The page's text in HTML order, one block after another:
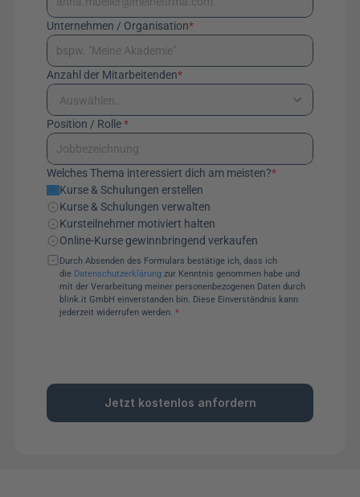
Unternehmen / Organisation*
Anzahl der Mitarbeitenden*
Position / Rolle *
Welches Thema interessiert dich am meisten?*
Kurse & Schulungen erstellen
Kurse & Schulungen verwalten
Kursteilnehmer motiviert halten
Online-Kurse gewinnbringend verkaufen
Durch Absenden des Formulars bestätige ich, dass ich
die Datenschutzerklärung zur Kenntnis genommen habe und
mit der Verarbeitung meiner personenbezogenen Daten durch
blink.it GmbH einverstanden bin. Diese Einverständnis kann
jederzeit widerrufen werden. *
Jetzt kostenlos anfordern